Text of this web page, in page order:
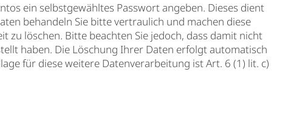
ein selbstgewähltes Passwort angeben. Dieses dient
behandeln Sie bitte vertraulich und machen diese
löschen. Bitte beachten Sie jedoch, dass damit nicht
haben. Die Löschung Ihrer Daten erfolgt automatisch
für diese weitere Datenverarbeitung ist Art. 6 (1) lit. c)